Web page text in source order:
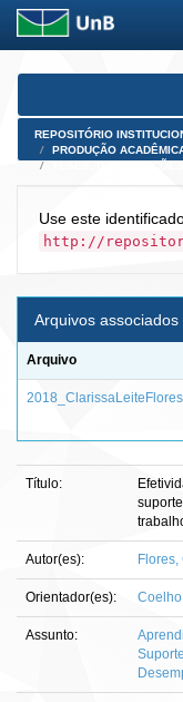
Skip
REPOSITÓRIO
PRODUÇÃO
Use este
http://
Arquivos associados
Arquivo
Título:
Autor(es):
Orientador(es):
Assunto: